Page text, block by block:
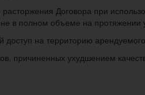
расторжения Договора при
в полном объеме на протяжении
доступ на территорию
причиненных ухудшением